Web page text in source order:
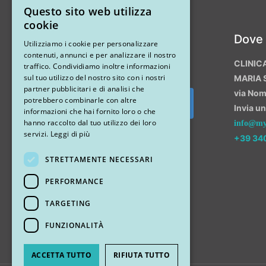
Instagram
Segui su Instagram
MARIA
via
Invia
+39
Questo sito web utilizza
cookie
Utilizziamo i cookie per personalizzare
contenuti, annunci e per analizzare il nostro
traffico. Condividiamo inoltre informazioni
sul tuo utilizzo del nostro sito con i nostri
partner pubblicitari e di analisi che
potrebbero combinarle con altre
informazioni che hai fornito loro o che
hanno raccolto dal tuo utilizzo dei loro
servizi. Leggi di più
STRETTAMENTE NECESSARI
PERFORMANCE
TARGETING
FUNZIONALITÀ
ACCETTA TUTTO RIFIUTA TUTTO